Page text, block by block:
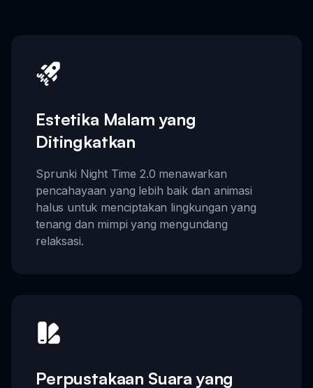
Estetika Malam yang
Ditingkatkan
Sprunki Night Time 2.0 menawarkan
pencahayaan yang lebih baik dan animasi
halus untuk menciptakan lingkungan yang
tenang dan mimpi yang mengundang
relaksasi.
Perpustakaan Suara yang